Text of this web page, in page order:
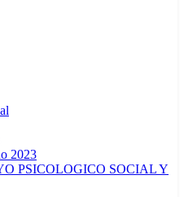
2023
PSICOLOGICO SOCIAL Y